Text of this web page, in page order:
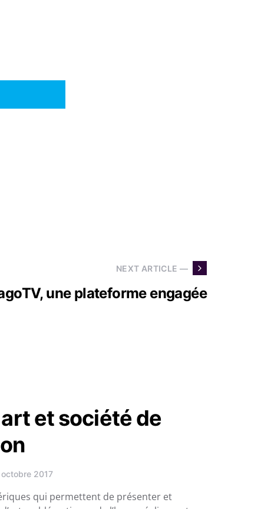
NEXT ARTICLE —
une plateforme engagée
art et société de
2017
qui permettent de présenter et